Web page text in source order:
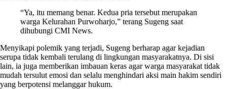
“Ya, itu memang benar. Kedua pria tersebut merupakan
warga Kelurahan Purwoharjo,” terang Sugeng saat
dihubungi CMI News.
Menyikapi polemik yang terjadi, Sugeng berharap agar kejadian
serupa tidak kembali terulang di lingkungan masyarakatnya. Di sisi
lain, ia juga memberikan imbauan keras agar warga masyarakat tidak
mudah tersulut emosi dan selalu menghindari aksi main hakim sendiri
yang berpotensi melanggar hukum.